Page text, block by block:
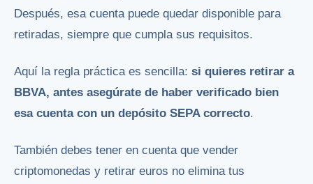
Después, esa cuenta puede quedar disponible para
retiradas, siempre que cumpla sus requisitos.
Aquí la regla práctica es sencilla: si quieres retirar a
BBVA, antes asegúrate de haber verificado bien
esa cuenta con un depósito SEPA correcto.
También debes tener en cuenta que vender
criptomonedas y retirar euros no elimina tus